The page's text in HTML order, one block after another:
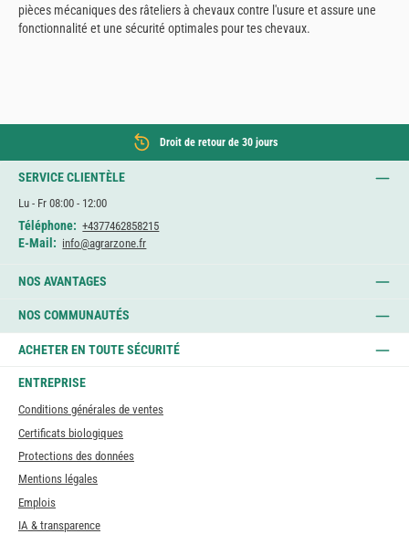
pièces mécaniques des râteliers à chevaux contre l'usure et assure une
fonctionnalité et une sécurité optimales pour tes chevaux.
Droit de retour de 30 jours
SERVICE CLIENTÈLE
Lu - Fr 08:00 - 12:00
Téléphone: +4377462858215
E-Mail: info@agrarzone.fr
NOS AVANTAGES
NOS COMMUNAUTÉS
ACHETER EN TOUTE SÉCURITÉ
ENTREPRISE
Conditions générales de ventes
Certificats biologiques
Protections des données
Mentions légales
Emplois
IA & transparence